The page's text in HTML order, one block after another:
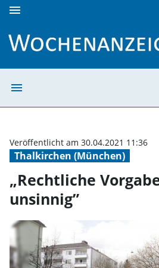
menu
menu
Thalkirchen (München)
Veröffentlicht am 30.04.2021 11:36
„Rechtliche
unsinnig”